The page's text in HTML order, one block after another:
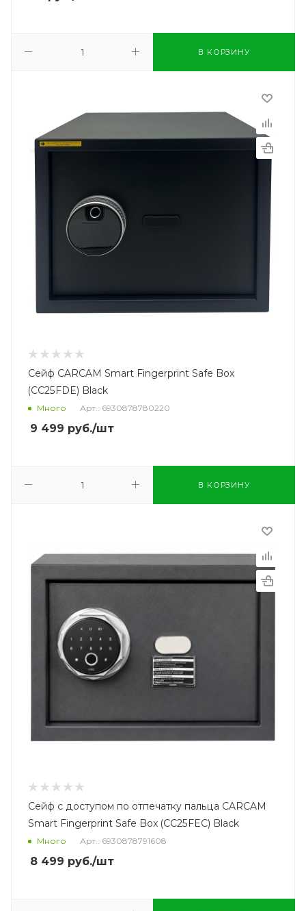
В КОРЗИНУ
Сейф CARCAM Smart Fingerprint Safe Box
(CC25FDE) Black
Много Арт.: 6930878780220
9 499 руб./шт
В КОРЗИНУ
Сейф с доступом по отпечатку пальца CARCAM
Smart Fingerprint Safe Box (CC25FEC) Black
Много Арт.: 6930878791608
8 499 руб./шт